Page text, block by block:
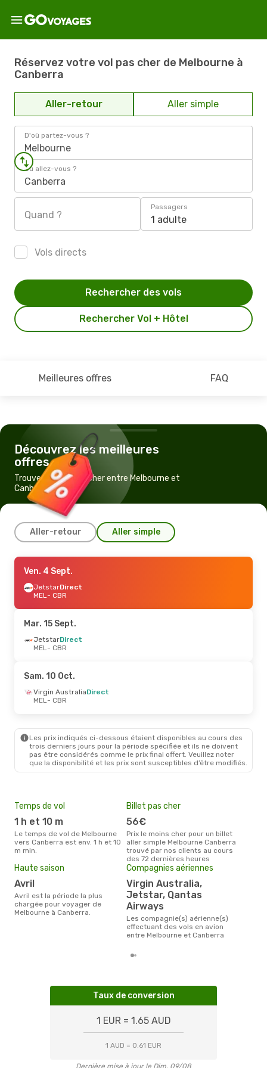
Réservez votre vol pas cher de Melbourne à
Canberra
Aller-retour Aller simple
D'où partez-vous ?
Melbourne
Où allez-vous ?
Canberra
Quand ?
Passagers
1 adulte
Vols directs
Rechercher Vol + Hôtel
Rechercher des vols
Meilleures offres FAQ
Découvrez les meilleures
offres
Trouvez un vol pas cher entre Melbourne et
Canberra
Aller-retour Aller simple
Jeu. 3 Sept.
JetstarDirect
MEL- CBR
CBR- MEL
Jeu. 20 Août- Lun. 24 Août
JetstarDirect
CBR - MEL
Ven. 4 Sept.
JetstarDirect
MEL- CBR
Mar. 15 Sept.
JetstarDirect
MEL- CBR
Sam. 10 Oct.
Virgin AustraliaDirect
MEL- CBR
Les prix indiqués ci-dessous étaient disponibles au cours des
trois derniers jours pour la période spécifiée et ils ne doivent
pas être considérés comme le prix final offert. Veuillez noter
que la disponibilité et les prix sont susceptibles d’être modifiés.
Temps de vol
1 h et 10 m
Le temps de vol de Melbourne
vers Canberra est env. 1 h et 10
m min.
Billet pas cher
56€
Prix le moins cher pour un billet
aller simple Melbourne Canberra
trouvé par nos clients au cours
des 72 dernières heures
Haute saison
avril
avril est la période la plus
chargée pour voyager de
Melbourne à Canberra.
Compagnies aériennes
Virgin Australia,
Jetstar, Qantas
Airways
Les compagnie(s) aérienne(s)
effectuant des vols en avion
entre Melbourne et Canberra
Taux de conversion
1 EUR = 1.65 AUD
1 AUD = 0.61 EUR
Dernière mise à jour le Dim. 09/08